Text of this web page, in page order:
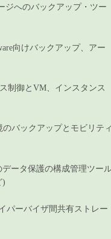
ジへのバックアップ・ツー
向けバックアップ、アー
制御とVM、インスタンス
のバックアップとモビリテ
データ保護の構成管理ツー
)
パーバイザ間共有ストレー